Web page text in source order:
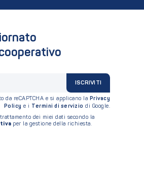
ISCRIVITI
da reCAPTCHA e si applicano la Privacy
Policy e i Termini di servizio di Google.
dei miei dati secondo la
per la gestione della richiesta.